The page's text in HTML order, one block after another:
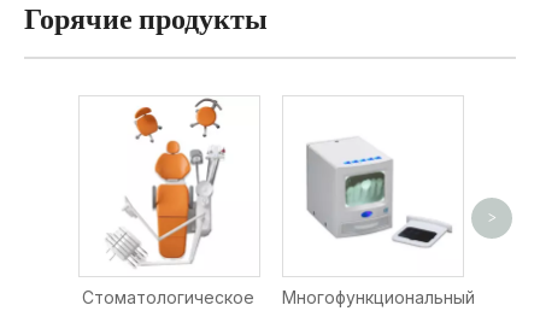
Горячие продукты
Стоматологическое
Многофункциональный
>